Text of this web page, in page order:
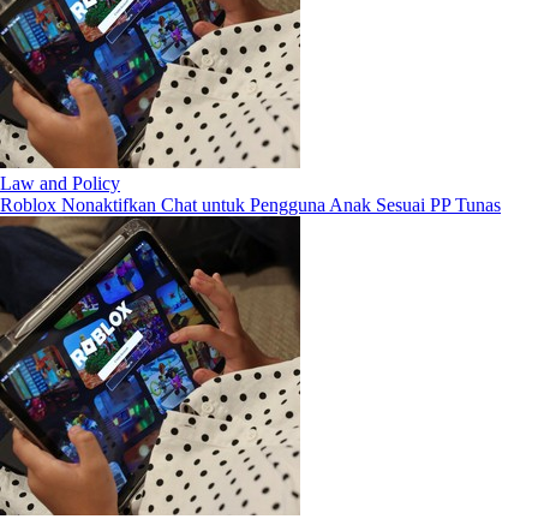
Law and Policy
Roblox Nonaktifkan Chat untuk Pengguna Anak Sesuai PP Tunas